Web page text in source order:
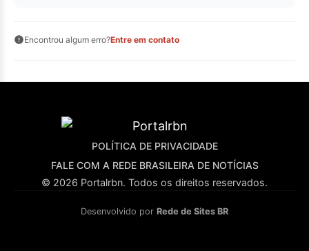
Encontrou algum erro?Entre em contato
POLÍTICA DE PRIVACIDADE
FALE COM A REDE BRASILEIRA DE NOTÍCIAS
© 2026 Portalrbn. Todos os direitos reservados.
Desenvolvido por Rede de Sites BR